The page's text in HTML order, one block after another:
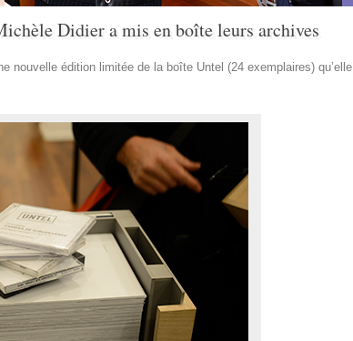
Didier a mis en boîte leurs archives
nouvelle édition limitée de la boîte Untel (24 exemplaires) qu’elle